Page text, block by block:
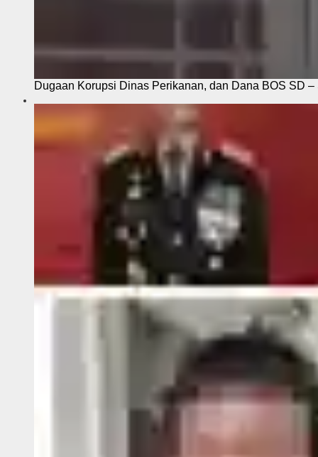
Dugaan Korupsi Dinas Perikanan, dan Dana BOS SD